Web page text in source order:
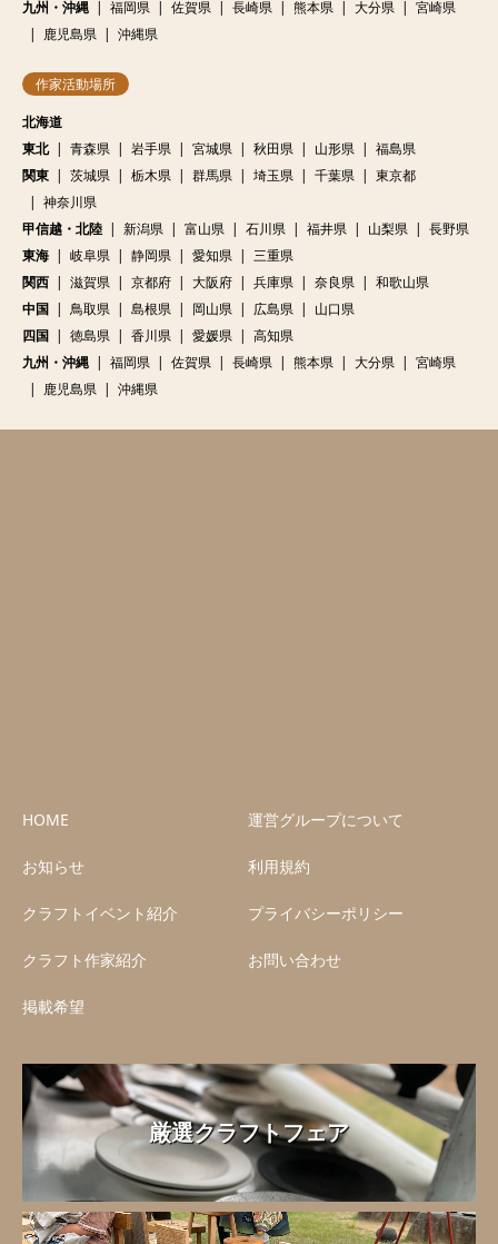
九州・沖縄
福岡県 佐賀県 長崎県 熊本県 大分県
宮崎県
鹿児島県
沖縄県
作家活動場所
北海道
東北
青森県 岩手県 宮城県 秋田県 山形県
福島県
関東
茨城県 栃木県 群馬県 埼玉県 千葉県
東京都
神奈川県
甲信越・北陸
新潟県 富山県 石川県 福井県 山梨県
長野県
東海
岐阜県 静岡県 愛知県
三重県
関西
滋賀県 京都府 大阪府 兵庫県 奈良県
和歌山県
中国
鳥取県 島根県 岡山県 広島県
山口県
四国
徳島県 香川県 愛媛県
高知県
九州・沖縄
福岡県 佐賀県 長崎県 熊本県 大分県
宮崎県
鹿児島県
沖縄県
HOME
お知らせ
クラフトイベント紹介
クラフト作家紹介
掲載希望
運営グループについて
利用規約
プライバシーポリシー
お問い合わせ
厳選クラフトフェア